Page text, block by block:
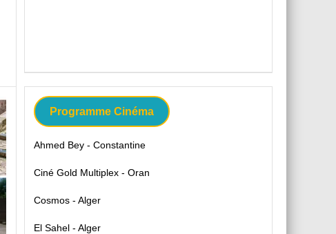
Programme Cinéma
Ahmed Bey - Constantine
Ciné Gold Multiplex - Oran
Cosmos - Alger
El Sahel - Alger